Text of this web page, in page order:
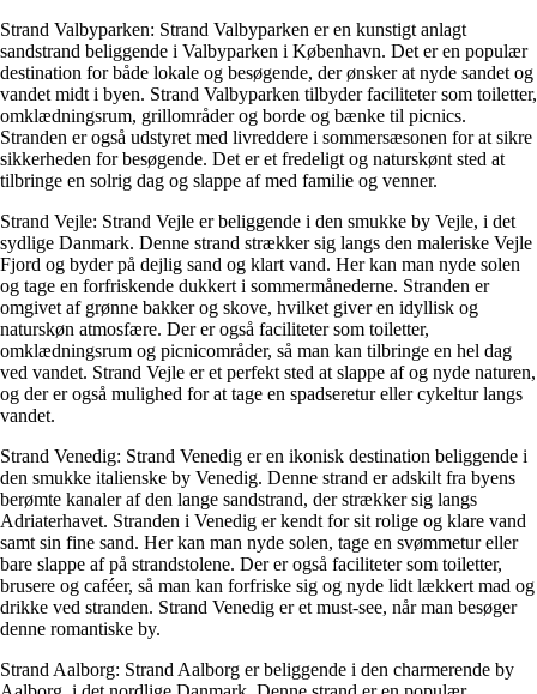
Strand Valbyparken: Strand Valbyparken er en kunstigt anlagt
sandstrand beliggende i Valbyparken i København. Det er en populær
destination for både lokale og besøgende, der ønsker at nyde sandet og
vandet midt i byen. Strand Valbyparken tilbyder faciliteter som toiletter,
omklædningsrum, grillområder og borde og bænke til picnics.
Stranden er også udstyret med livreddere i sommersæsonen for at sikre
sikkerheden for besøgende. Det er et fredeligt og naturskønt sted at
tilbringe en solrig dag og slappe af med familie og venner.
Strand Vejle: Strand Vejle er beliggende i den smukke by Vejle, i det
sydlige Danmark. Denne strand strækker sig langs den maleriske Vejle
Fjord og byder på dejlig sand og klart vand. Her kan man nyde solen
og tage en forfriskende dukkert i sommermånederne. Stranden er
omgivet af grønne bakker og skove, hvilket giver en idyllisk og
naturskøn atmosfære. Der er også faciliteter som toiletter,
omklædningsrum og picnicområder, så man kan tilbringe en hel dag
ved vandet. Strand Vejle er et perfekt sted at slappe af og nyde naturen,
og der er også mulighed for at tage en spadseretur eller cykeltur langs
vandet.
Strand Venedig: Strand Venedig er en ikonisk destination beliggende i
den smukke italienske by Venedig. Denne strand er adskilt fra byens
berømte kanaler af den lange sandstrand, der strækker sig langs
Adriaterhavet. Stranden i Venedig er kendt for sit rolige og klare vand
samt sin fine sand. Her kan man nyde solen, tage en svømmetur eller
bare slappe af på strandstolene. Der er også faciliteter som toiletter,
brusere og caféer, så man kan forfriske sig og nyde lidt lækkert mad og
drikke ved stranden. Strand Venedig er et must-see, når man besøger
denne romantiske by.
Strand Aalborg: Strand Aalborg er beliggende i den charmerende by